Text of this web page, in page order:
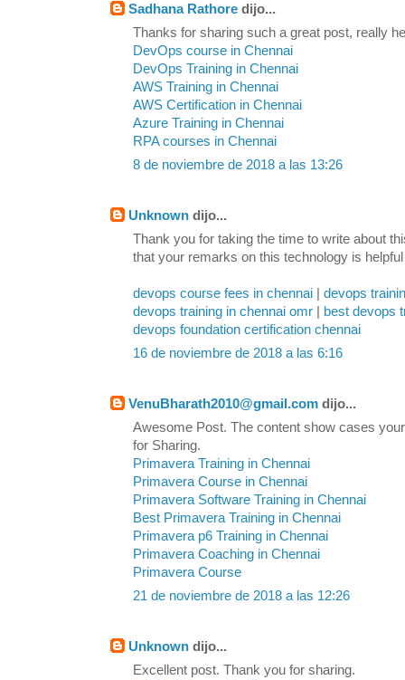
Sadhana Rathore dijo...
Thanks for sharing such a great post, really
DevOps course in Chennai
DevOps Training in Chennai
AWS Training in Chennai
AWS Certification in Chennai
Azure Training in Chennai
RPA courses in Chennai
8 de noviembre de 2018 a las 13:26
Unknown dijo...
Thank you for taking the time to write about
that your remarks on this technology is
devops course fees in chennai
devops
devops training in chennai omr
best devops
devops foundation certification chennai
16 de noviembre de 2018 a las 6:16
VenuBharath2010@gmail.com dijo...
Awesome Post. The content show cases
for Sharing.
Primavera Training in Chennai
Primavera Course in Chennai
Primavera Software Training in Chennai
Best Primavera Training in Chennai
Primavera p6 Training in Chennai
Primavera Coaching in Chennai
Primavera Course
21 de noviembre de 2018 a las 12:26
Unknown dijo...
Excellent post. Thank you for sharing.